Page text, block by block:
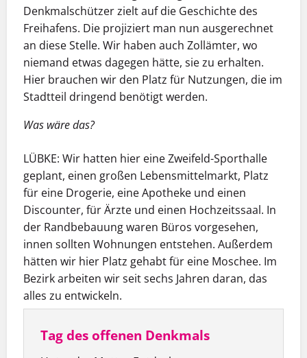
Denkmalschützer zielt auf die Geschichte des
Freihafens. Die projiziert man nun ausgerechnet
an diese Stelle. Wir haben auch Zollämter, wo
niemand etwas dagegen hätte, sie zu erhalten.
Hier brauchen wir den Platz für Nutzungen, die im
Stadtteil dringend benötigt werden.
Was wäre das?
LÜBKE: Wir hatten hier eine Zweifeld-Sporthalle
geplant, einen großen Lebensmittelmarkt, Platz
für eine Drogerie, eine Apotheke und einen
Discounter, für Ärzte und einen Hochzeitssaal. In
der Randbebauung waren Büros vorgesehen,
innen sollten Wohnungen entstehen. Außerdem
hätten wir hier Platz gehabt für eine Moschee. Im
Bezirk arbeiten wir seit sechs Jahren daran, das
alles zu entwickeln.
Tag des offenen Denkmals